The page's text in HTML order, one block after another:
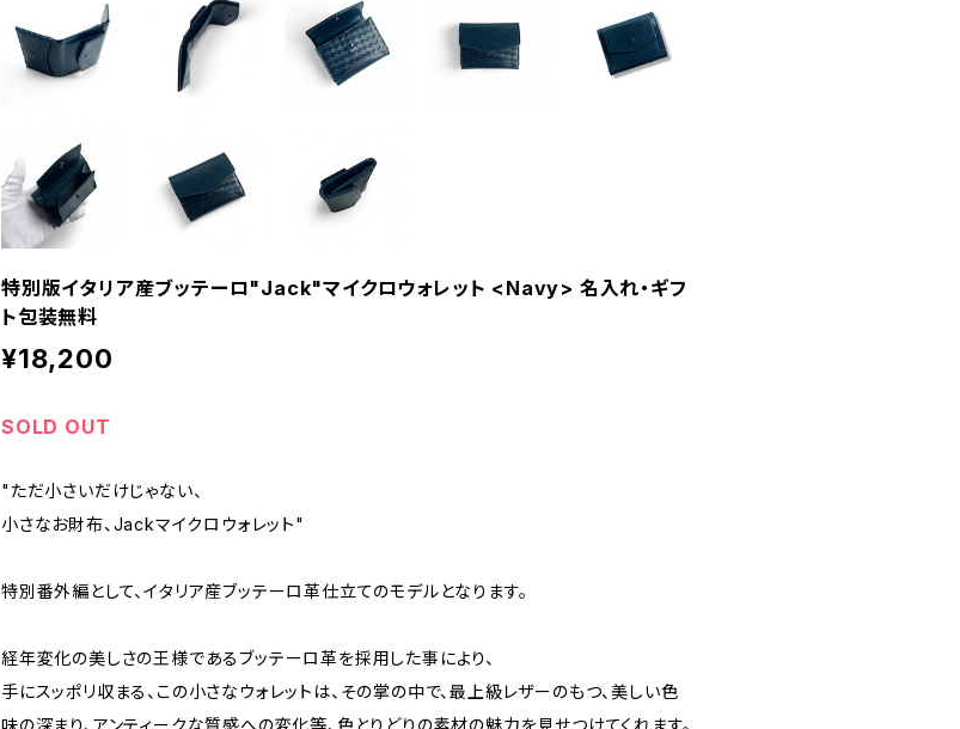
特別版イタリア産ブッテーロ"Jack"マイクロウォレット <Navy> 名入れ・ギフ
ト包装無料
¥18,200
SOLD OUT
"ただ小さいだけじゃない、
小さなお財布、Jackマイクロウォレット"
特別番外編として、イタリア産ブッテーロ革仕立てのモデルとなります。
経年変化の美しさの王様であるブッテーロ革を採用した事により、
手にスッポリ収まる、この小さなウォレットは、その掌の中で、最上級レザーのもつ、美しい色